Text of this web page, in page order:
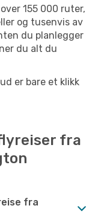
155 000 ruter,
og tusenvis av
du planlegger
du alt du
er bare et klikk
fra
fra